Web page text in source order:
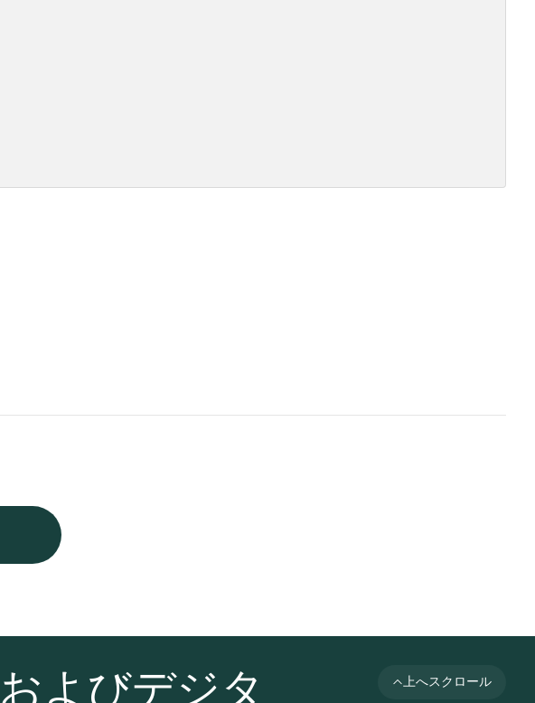
よびデジタ 上へスクロール